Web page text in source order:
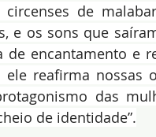
de
e os sons que
encantamento e
reafirma nossas
das
de identidade”.